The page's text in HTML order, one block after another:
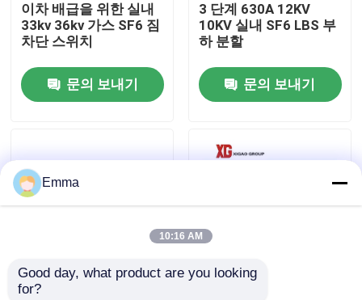
품질 관리
연락주세요
공기 짐 틈 스위치
전원 분배 개폐기
이차 배급을 위한 실내
33kv 36kv 가스 SF6 짐
차단 스위치
문의 보내기
3 단계 630A 12KV
10KV 실내 SF6 LBS 부
하 분할
문의 보내기
FLW34 막대기는 12 킬
Emma
10:16 AM
Good day, what product are you looking
for?